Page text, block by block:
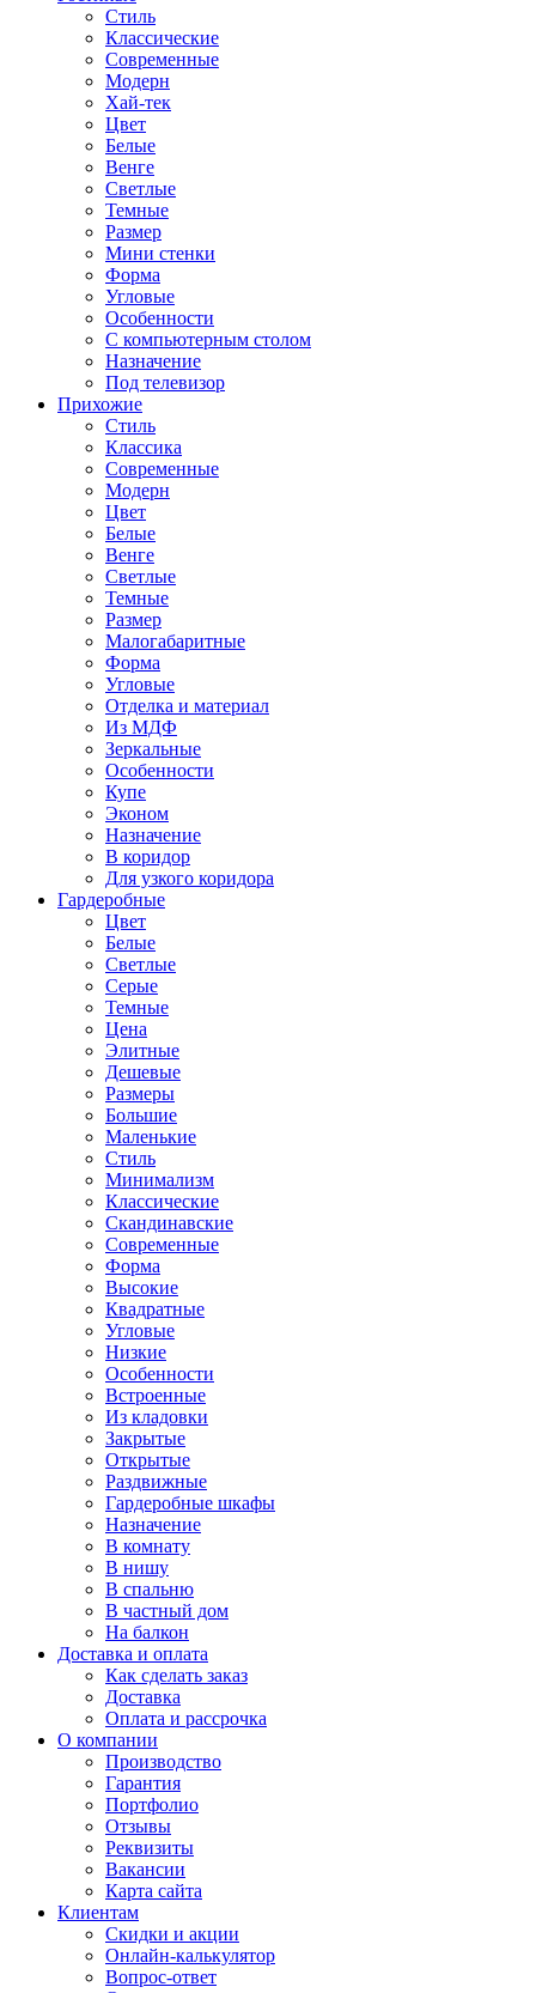
Стиль
Классические
Современные
Модерн
Хай-тек
Цвет
Белые
Венге
Светлые
Темные
Размер
Мини стенки
Форма
Угловые
Особенности
С компьютерным столом
Назначение
Под телевизор
Прихожие
Стиль
Классика
Современные
Модерн
Цвет
Белые
Венге
Светлые
Темные
Размер
Малогабаритные
Форма
Угловые
Отделка и материал
Из МДФ
Зеркальные
Особенности
Купе
Эконом
Назначение
В коридор
Для узкого коридора
Гардеробные
Цвет
Белые
Светлые
Серые
Темные
Цена
Элитные
Дешевые
Размеры
Большие
Маленькие
Стиль
Минимализм
Классические
Скандинавские
Современные
Форма
Высокие
Квадратные
Угловые
Низкие
Особенности
Встроенные
Из кладовки
Закрытые
Открытые
Раздвижные
Гардеробные шкафы
Назначение
В комнату
В нишу
В спальню
В частный дом
На балкон
Доставка и оплата
Как сделать заказ
Доставка
Оплата и рассрочка
О компании
Производство
Гарантия
Портфолио
Отзывы
Реквизиты
Вакансии
Карта сайта
Клиентам
Скидки и акции
Онлайн-калькулятор
Вопрос-ответ